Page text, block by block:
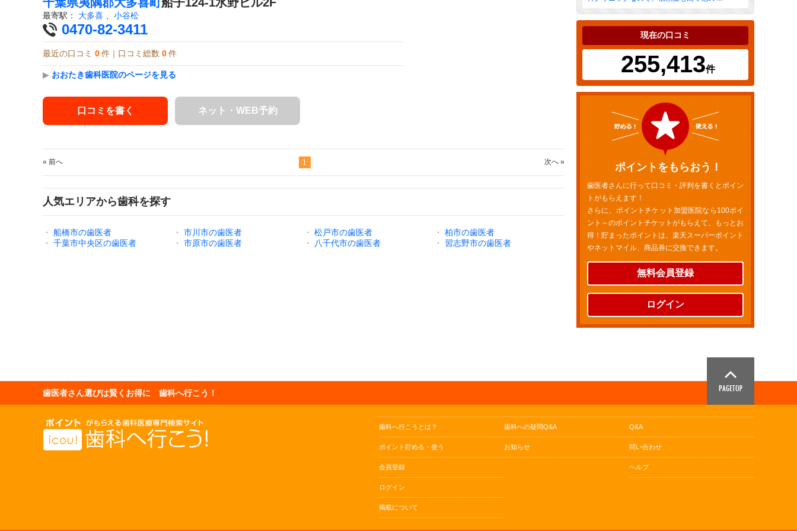
最寄駅： 大多喜 小谷松
0470-82-3411
最近の口コミ 0 件｜口コミ総数 0 件
▶ おおたき歯科医院のページを見る
口コミを書く ネット・WEB予約
« 前へ 1 次へ »
人気エリアから歯科を探す
・ 船橋市の歯医者 ・ 市川市の歯医者 ・ 松戸市の歯医者 ・
柏市の歯医者
・
千葉市中央区の歯医者 ・ 市原市の歯医者 ・ 八千代市の歯医者 ・ 習志野市の歯医者
現在の口コミ
255,413件
ポイントをもらおう！
歯医者さんに行って口コミ・評判を書くとポイン
トがもらえます！
さらに、ポイントチケット加盟医院なら100ポイ
ント～のポイントチケットがもらえて、もっとお
得！貯まったポイントは、楽天スーパーポイント
やネットマイル、商品券に交換できます。
無料会員登録
ログイン
歯医者さん選びは賢くお得に 歯科へ行こう！
歯科へ行こうとは？
ポイント貯める・使う
会員登録
ログイン
掲載について
歯科への疑問Q&A
お知らせ
Q&A
問い合わせ
ヘルプ